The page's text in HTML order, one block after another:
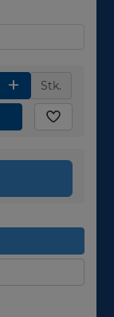
Stk.